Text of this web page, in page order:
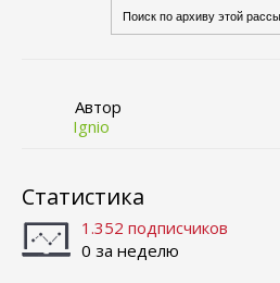
Автор
Ignio
Статистика
1.352 подписчиков
0 за неделю